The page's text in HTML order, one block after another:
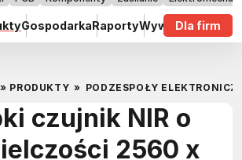
GospodarkaRaportyWywiadyDla firm
» PRODUKTY » PODZESPOŁY
czujnik NIR o
2560 x